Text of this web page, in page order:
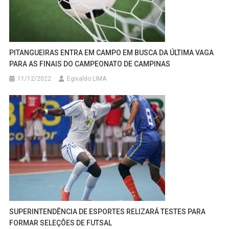
PITANGUEIRAS ENTRA EM CAMPO EM BUSCA DA ÚLTIMA VAGA
PARA AS FINAIS DO CAMPEONATO DE CAMPINAS
11/12/2022 Egivaldo LIMA
SUPERINTENDÊNCIA DE ESPORTES RELIZARÁ TESTES PARA
FORMAR SELEÇÕES DE FUTSAL